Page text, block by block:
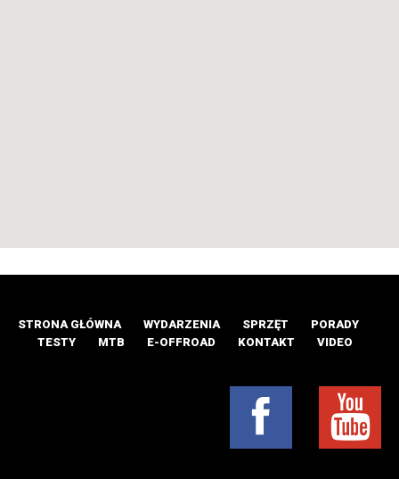
STRONA GŁÓWNA WYDARZENIA SPRZĘT
PORADY
TESTY
MTB E-OFFROAD KONTAKT VIDEO